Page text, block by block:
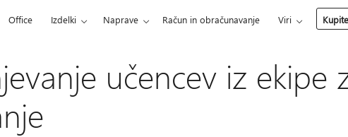
Office Izdelki Naprave Račun in obračunavanje Viri
učencev iz ekipe